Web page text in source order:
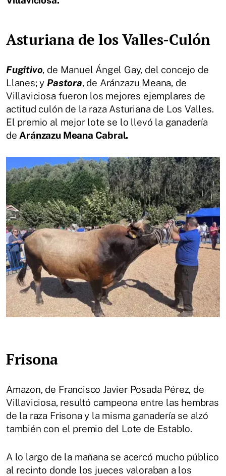
Asturiana de los Valles-Culón
Fugitivo, de Manuel Ángel Gay, del concejo de
Llanes; y Pastora, de Aránzazu Meana, de
Villaviciosa fueron los mejores ejemplares de
actitud culón de la raza Asturiana de Los Valles.
El premio al mejor lote se lo llevó la ganadería
de Aránzazu Meana Cabral.
Frisona
Amazon, de Francisco Javier Posada Pérez, de
Villaviciosa, resultó campeona entre las hembras
de la raza Frisona y la misma ganadería se alzó
también con el premio del Lote de Establo.
A lo largo de la mañana se acercó mucho público
al recinto donde los jueces valoraban a los